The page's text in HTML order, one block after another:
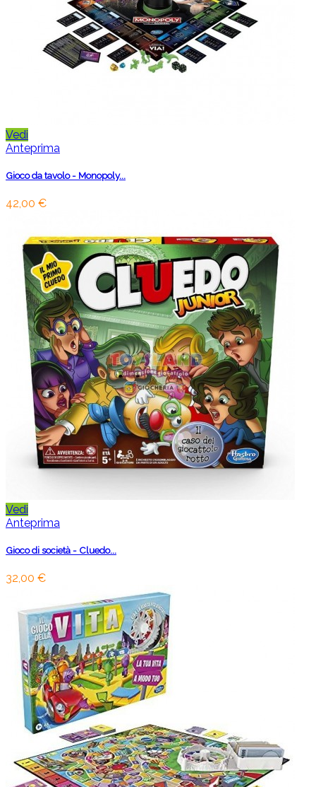
Vedi
Anteprima
Gioco da tavolo - Monopoly...
42,00 €
Vedi
Anteprima
Gioco di società - Cluedo...
32,00 €